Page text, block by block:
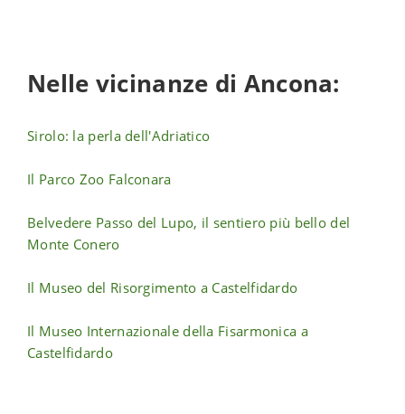
Nelle vicinanze di Ancona:
Sirolo: la perla dell'Adriatico
Il Parco Zoo Falconara
Belvedere Passo del Lupo, il sentiero più bello del
Monte Conero
Il Museo del Risorgimento a Castelfidardo
Il Museo Internazionale della Fisarmonica a
Castelfidardo